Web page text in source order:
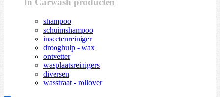
In Carwash producten
shampoo
schuimshampoo
insectenreiniger
drooghulp - wax
ontvetter
wasplaatsreinigers
diversen
wasstraat - rollover